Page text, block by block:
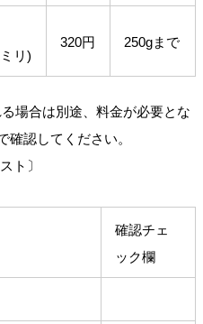
リ)
320円 250gまで
場合は別途、料金が必要とな
確認してください。
ト〕
確認チェ
ック欄